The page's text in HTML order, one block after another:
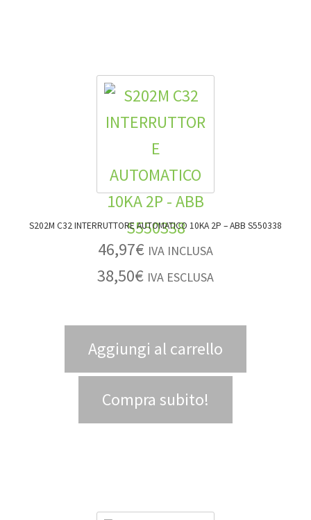
S202M C32 INTERRUTTORE AUTOMATICO 10KA 2P – ABB S550338
46,97€ IVA INCLUSA
38,50€ IVA ESCLUSA
Aggiungi al carrello
Compra subito!